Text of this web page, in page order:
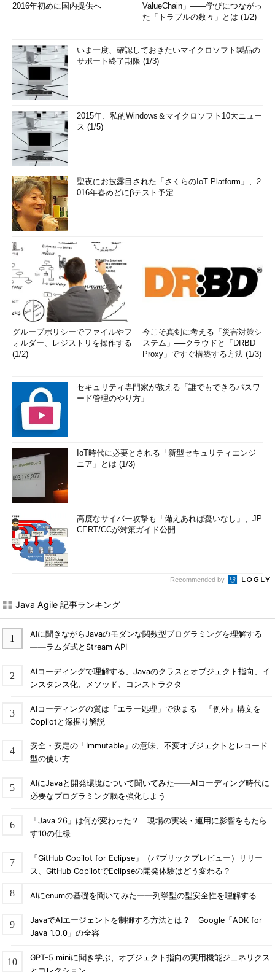
2016年初めに国内提供へ
ValueChain」――学びにつながっ
た「トラブルの数々」とは (1/2)
いま一度、確認しておきたいマイクロソフト製品の
サポート終了期限 (1/3)
2015年、私的Windows＆マイクロソフト10大ニュー
ス (1/5)
聖夜にお披露目された「さくらのIoT Platform」、2
016年春めどにβテスト予定
グループポリシーでファイルやフ
ォルダー、レジストリを操作する
(1/2)
今こそ真剣に考える「災害対策シ
ステム」──クラウドと「DRBD
Proxy」ですぐ構築する方法 (1/3)
セキュリティ専門家が教える「誰でもできるパスワ
ード管理のやり方」
IoT時代に必要とされる「新型セキュリティエンジ
ニア」とは (1/3)
高度なサイバー攻撃も「備えあれば憂いなし」、JP
CERT/CCが対策ガイド公開
Recommended by
Java Agile 記事ランキング
AIに聞きながらJavaのモダンな関数型プログラミングを理解する
――ラムダ式とStream API
AIコーディングで理解する、Javaのクラスとオブジェクト指向、イ
ンスタンス化、メソッド、コンストラクタ
AIコーディングの質は「エラー処理」で決まる 「例外」構文を
Copilotと深掘り解説
安全・安定の「Immutable」の意味、不変オブジェクトとレコード
型の使い方
AIにJavaと開発環境について聞いてみた――AIコーディング時代に
必要なプログラミング脳を強化しよう
「Java 26」は何が変わった？ 現場の実装・運用に影響をもたら
す10の仕様
「GitHub Copilot for Eclipse」（パブリックプレビュー）リリー
ス、GitHub CopilotでEclipseの開発体験はどう変わる？
AIにenumの基礎を聞いてみた――列挙型の型安全性を理解する
JavaでAIエージェントを制御する方法とは？ Google「ADK for
Java 1.0.0」の全容
GPT-5 miniに聞き学ぶ、オブジェクト指向の実用機能ジェネリクス